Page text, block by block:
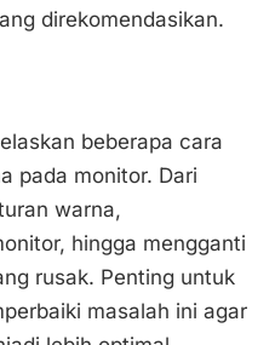
direkomendasikan.
beberapa cara
pada monitor. Dari
warna,
hingga mengganti
rusak. Penting untuk
masalah ini agar